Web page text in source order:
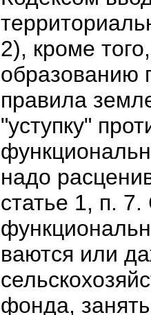
2), кроме
образованию
правила
"уступку"
надо
статье 1, п.
ваются или
фонда,